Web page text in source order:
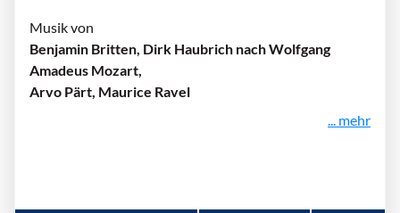
Musik von
Benjamin Britten, Dirk Haubrich nach Wolfgang
Amadeus Mozart,
Arvo Pärt, Maurice Ravel
... mehr